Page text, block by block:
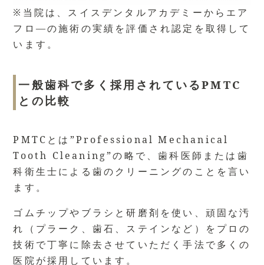
※当院は、スイスデンタルアカデミーからエア
フロ―の施術の実績を評価され認定を取得して
います。
一般歯科で多く採用されているPMTC
との比較
PMTCとは”Professional Mechanical
Tooth Cleaning”の略で、歯科医師または歯
科衛生士による歯のクリーニングのことを言い
ます。
ゴムチップやブラシと研磨剤を使い、頑固な汚
れ（プラーク、歯石、ステインなど）をプロの
技術で丁寧に除去させていただく手法で多くの
医院が採用しています。